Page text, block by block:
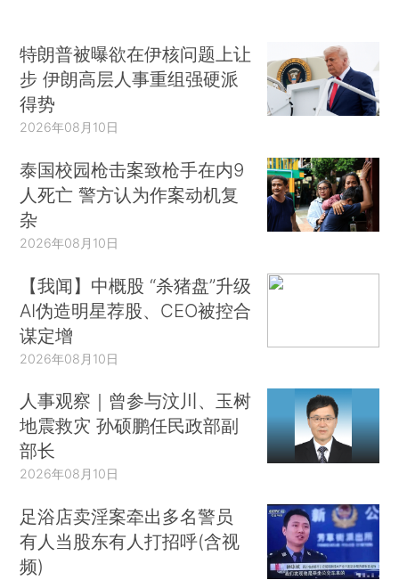
特朗普被曝欲在伊核问题上让
步 伊朗高层人事重组强硬派
得势
2026年08月10日
泰国校园枪击案致枪手在内9
人死亡 警方认为作案动机复
杂
2026年08月10日
【我闻】中概股 “杀猪盘”升级
AI伪造明星荐股、CEO被控合
谋定增
2026年08月10日
人事观察｜曾参与汶川、玉树
地震救灾 孙硕鹏任民政部副
部长
2026年08月10日
足浴店卖淫案牵出多名警员
有人当股东有人打招呼(含视
频)